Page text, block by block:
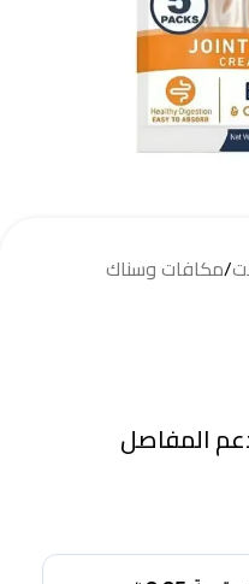
/مكافات وسناك
المفاصل